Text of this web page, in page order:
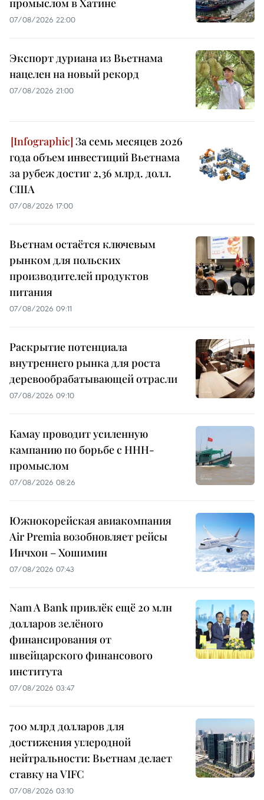
промыслом в Хатине
07/08/2026 22:00
Экспорт дуриана из Вьетнама
нацелен на новый рекорд
07/08/2026 21:00
За семь месяцев 2026
года объем инвестиций Вьетнама
за рубеж достиг 2,36 млрд. долл.
США
07/08/2026 17:00
Вьетнам остаётся ключевым
рынком для польских
производителей продуктов
питания
07/08/2026 09:11
Раскрытие потенциала
внутреннего рынка для роста
деревообрабатывающей отрасли
07/08/2026 09:10
Камау проводит усиленную
кампанию по борьбе с ННН-
промыслом
07/08/2026 08:26
Южнокорейская авиакомпания
Air Premia возобновляет рейсы
Инчхон – Хошимин
07/08/2026 07:43
Nam A Bank привлёк ещё 20 млн
долларов зелёного
финансирования от
швейцарского финансового
института
07/08/2026 03:47
700 млрд долларов для
достижения углеродной
нейтральности: Вьетнам делает
ставку на VIFC
07/08/2026 03:10